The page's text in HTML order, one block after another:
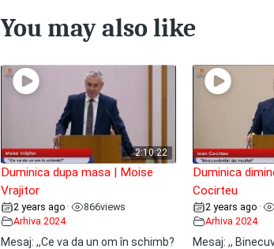
You may also like
2:10:22
Duminica dupa masa | Moise
Vrajitor
2 years ago • 866views
Arhiva 2024
Mesaj: ,,Ce va da un om în schimb?
Duminica
Cocirteu
2 years ago •
Arhiva 2024
Mesaj: ,,